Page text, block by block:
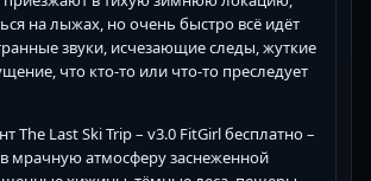
на лыжах, но очень быстро всё идёт
звуки, исчезающие следы, жуткие
что кто-то или что-то преследует
The Last Ski Trip – v3.0 FitGirl бесплатно –
в мрачную атмосферу заснеженной